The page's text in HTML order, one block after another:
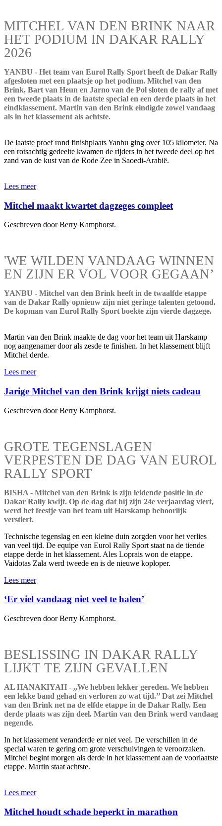
MITCHEL VAN DEN BRINK NAAR
HET PODIUM IN DAKAR RALLY
2026
YANBU - Het team van Eurol Rally Sport heeft de Dakar Rally
afgesloten met een plaatsje op het podium. Mitchel van den
Brink, Bart van Heun en Jarno van de Pol sloten de rally af met
een tweede plaats in de laatste special en een derde plaats in het
eindklassement. Martin van den Brink eindigde zowel vandaag
als in het klassement als achtste.
De laatste proef rond finishplaats Yanbu ging over 105 kilometer. Na
een rotsachtig gedeelte kwamen de rijders in het tweede deel op het
zand van de kust van de Rode Zee in Saoedi-Arabië.
Lees meer
Mitchel maakt kwartet dagzeges compleet
Geschreven door Berry Kamphorst.
'WE WILDEN VANDAAG WINNEN
EN ZIJN ER VOL VOOR GEGAAN’
YANBU - Mitchel van den Brink heeft in de twaalfde etappe
van de Dakar Rally opnieuw zijn niet geringe talenten getoond.
De kopman van Eurol Rally Sport boekte zijn vierde dagzege.
Martin van den Brink maakte de dag voor het team uit Harskamp
nog aangenamer door als zesde te finishen. In het klassement blijft
Mitchel derde.
Lees meer
Jarige Mitchel van den Brink krijgt niets cadeau
Geschreven door Berry Kamphorst.
GROTE TEGENSLAGEN
VERPESTEN DE DAG VAN EUROL
RALLY SPORT
BISHA - Mitchel van den Brink is zijn leidende positie in de
Dakar Rally kwijt. Op de dag dat hij zijn 24e verjaardag viert,
werd het feestje van het team uit Harskamp behoorlijk
verstiert.
Technische tegenslag en een kleine duin zorgden voor het verlies
van veel tijd. De equipe van Eurol Rally Sport staat na de tiende
etappe derde in het klassement. Ales Loprais won de etappe.
Vaidotas Zala werd tweede en is de nieuwe koploper.
Lees meer
‘Er viel vandaag niet veel te halen’
Geschreven door Berry Kamphorst.
BESLISSING IN DAKAR RALLY
LIJKT TE ZIJN GEVALLEN
AL HANAKIYAH - ,,We hebben lekker gereden. We hebben
een lekke band gehad en verloren zo wat tijd.’’ Dat zei Mitchel
van den Brink net na de elfde etappe in de Dakar Rally. Een
derde plaats was zijn deel. Martin van den Brink werd vandaag
negende.
In het klassement veranderde er niet veel. De verschillen in de
special waren te gering om grote verschuivingen te veroorzaken.
Mitchel begint morgen als derde in het klassement aan de voorlaatste
etappe. Martin staat achtste.
Lees meer
Mitchel houdt schade beperkt in marathon